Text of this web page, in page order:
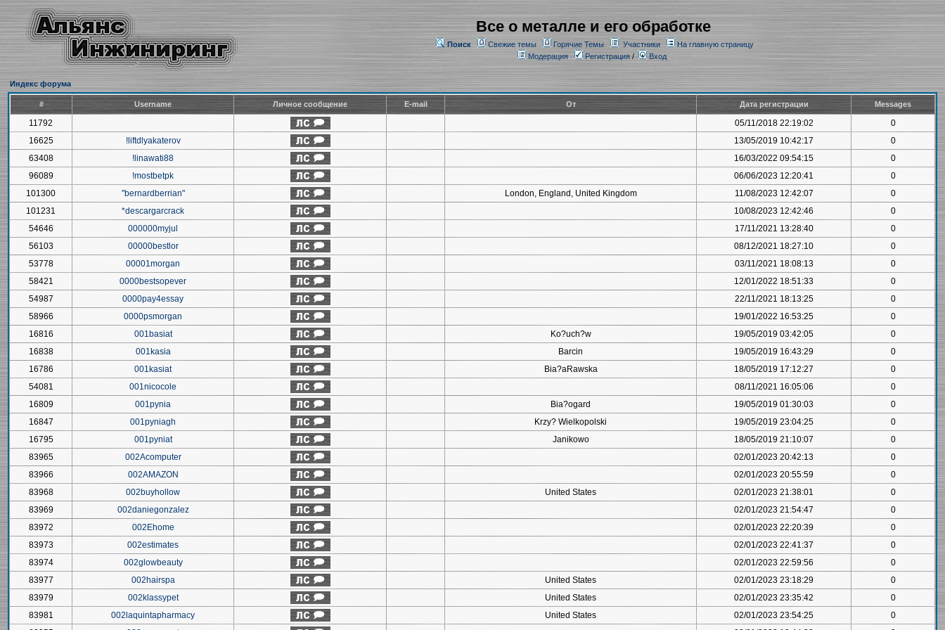
Все о металле и его обработке
Поиск Свежие темы Горячие Темы Участники
На главную страницу
Модерация
Регистрация/ Вход
Индекс форума
# Username Личное сообщение E-mail От Дата регистрации Messages
11792 05/11/2018 22:19:02
0
16625
!liftdlyakaterov 13/05/2019 10:42:17
0
63408
!linawati88 16/03/2022 09:54:15
0
96089
!mostbetpk 06/06/2023 12:20:41
0
101300
"bernardberrian" London, England, United Kingdom 11/08/2023 12:42:07
0
101231
*descargarcrack 10/08/2023 12:42:46
0
54646
000000myjul 17/11/2021 13:28:40
0
56103
00000bestlor 08/12/2021 18:27:10
0
53778
00001morgan 03/11/2021 18:08:13
0
58421
0000bestsopever 12/01/2022 18:51:33
0
54987
0000pay4essay 22/11/2021 18:13:25
0
58966
0000psmorgan 19/01/2022 16:53:25
0
16816
001basiat Ko?uch?w 19/05/2019 03:42:05
0
16838
001kasia Barcin 19/05/2019 16:43:29
0
16786
001kasiat Bia?aRawska 18/05/2019 17:12:27
0
54081
001nicocole 08/11/2021 16:05:06
0
16809
001pynia Bia?ogard 19/05/2019 01:30:03
0
16847
001pyniagh Krzy? Wielkopolski 19/05/2019 23:04:25
0
16795
001pyniat Janikowo 18/05/2019 21:10:07
0
83965
002Acomputer 02/01/2023 20:42:13
0
83966
002AMAZON 02/01/2023 20:55:59
0
83968
002buyhollow United States 02/01/2023 21:38:01
0
83969
002daniegonzalez 02/01/2023 21:54:47
0
83972
002Ehome 02/01/2023 22:20:39
0
83973
002estimates 02/01/2023 22:41:37
0
83974
002glowbeauty 02/01/2023 22:59:56
0
83977
002hairspa United States 02/01/2023 23:18:29
0
83979
002klassypet United States 02/01/2023 23:35:42
0
83981
002laquintapharmacy United States 02/01/2023 23:54:25
0